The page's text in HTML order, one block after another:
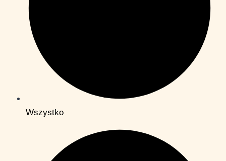
Wszystko